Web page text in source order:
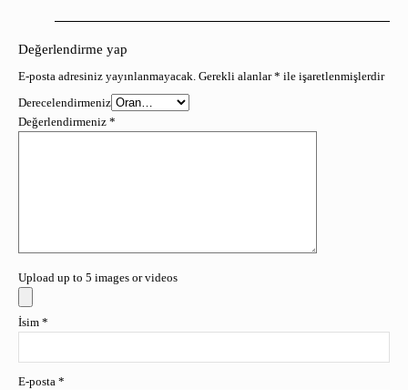
Değerlendirme yap
E-posta adresiniz yayınlanmayacak. Gerekli alanlar* ile işaretlenmişlerdir
Derecelendirmeniz
Değerlendirmeniz *
Upload up to 5 images or videos
İsim *
E-posta *